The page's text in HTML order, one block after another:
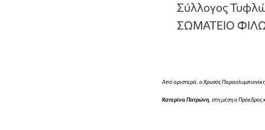
Σύλλογος
ΣΩΜΑΤΕΙΟ
Από αριστερά, ο Χρυσός
Κατερίνα Πατρώνη, στη μέση ο Πρόεδρος